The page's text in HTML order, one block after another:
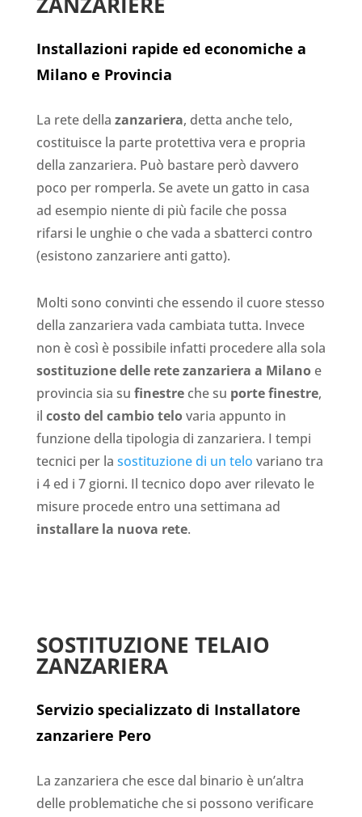
Installazioni rapide ed economiche a
Milano e Provincia
La rete della zanzariera, detta anche telo,
costituisce la parte protettiva vera e propria
della zanzariera. Può bastare però davvero
poco per romperla. Se avete un gatto in casa
ad esempio niente di più facile che possa
rifarsi le unghie o che vada a sbatterci contro
(esistono zanzariere anti gatto).
Molti sono convinti che essendo il cuore stesso
della zanzariera vada cambiata tutta. Invece
non è così è possibile infatti procedere alla sola
sostituzione delle rete zanzariera a Milanoe
provincia sia su finestreche su porte finestre,
il costo del cambio telovaria appunto in
funzione della tipologia di zanzariera. I tempi
tecnici per la sostituzione di un telo variano tra
i 4 ed i 7 giorni. Il tecnico dopo aver rilevato le
misure procede entro una settimana ad
installare la nuova rete.
SOSTITUZIONE TELAIO
ZANZARIERA
Servizio specializzato di Installatore
zanzariere Pero
La zanzariera che esce dal binario è un’altra
delle problematiche che si possono verificare